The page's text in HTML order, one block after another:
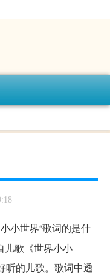
小世界“歌词的是什
儿歌《世界小小
听的儿歌。歌词中透